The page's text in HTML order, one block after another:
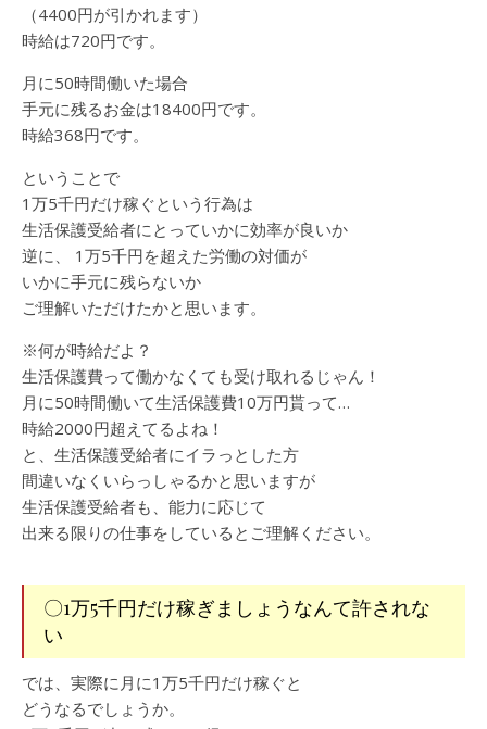
（4400円が引かれます）
時給は720円です。
月に50時間働いた場合
手元に残るお金は18400円です。
時給368円です。
ということで
1万5千円だけ稼ぐという行為は
生活保護受給者にとっていかに効率が良いか
逆に、 1万5千円を超えた労働の対価が
いかに手元に残らないか
ご理解いただけたかと思います。
※何が時給だよ？
生活保護費って働かなくても受け取れるじゃん！
月に50時間働いて生活保護費10万円貰って…
時給2000円超えてるよね！
と、生活保護受給者にイラっとした方
間違いなくいらっしゃるかと思いますが
生活保護受給者も、能力に応じて
出来る限りの仕事をしているとご理解ください。
〇1万5千円だけ稼ぎましょうなんて許されな
い
では、実際に月に1万5千円だけ稼ぐと
どうなるでしょうか。